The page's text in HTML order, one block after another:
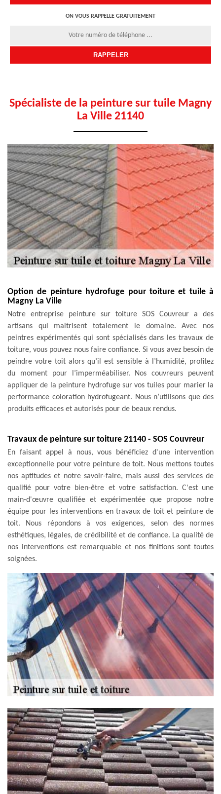
ON VOUS RAPPELLE GRATUITEMENT
Spécialiste de la peinture sur tuile Magny
La Ville 21140
Option de peinture hydrofuge pour toiture et tuile à
Magny La Ville
Notre entreprise peinture sur toiture SOS Couvreur a des
artisans qui maitrisent totalement le domaine. Avec nos
peintres expérimentés qui sont spécialisés dans les travaux de
toiture, vous pouvez nous faire confiance. Si vous avez besoin de
peindre votre toit alors qu’il est sensible à l’humidité, profitez
du moment pour l’imperméabiliser. Nos couvreurs peuvent
appliquer de la peinture hydrofuge sur vos tuiles pour marier la
performance coloration hydrofugeant. Nous n’utilisons que des
produits efficaces et autorisés pour de beaux rendus.
Travaux de peinture sur toiture 21140 - SOS Couvreur
En faisant appel à nous, vous bénéficiez d'une intervention
exceptionnelle pour votre peinture de toit. Nous mettons toutes
nos aptitudes et notre savoir-faire, mais aussi des services de
qualifié pour votre bien-être et votre satisfaction. C'est une
main-d'œuvre qualifiée et expérimentée que propose notre
équipe pour les interventions en travaux de toit et peinture de
toit. Nous répondons à vos exigences, selon des normes
esthétiques, légales, de crédibilité et de confiance. La qualité de
nos interventions est remarquable et nos finitions sont toutes
soignées.